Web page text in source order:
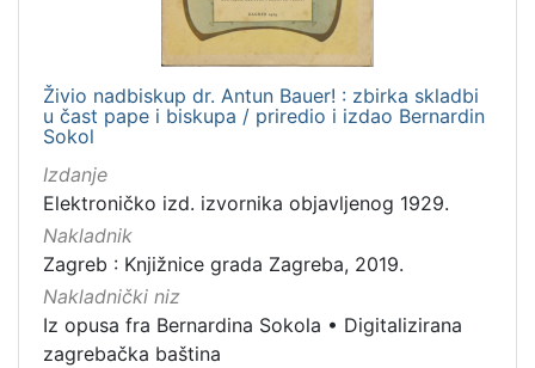
Živio nadbiskup dr. Antun Bauer! : zbirka skladbi
u čast pape i biskupa / priredio i izdao Bernardin
Sokol
Izdanje
Elektroničko izd. izvornika objavljenog 1929.
Nakladnik
Zagreb : Knjižnice grada Zagreba, 2019.
Nakladnički niz
Iz opusa fra Bernardina Sokola • Digitalizirana
zagrebačka baština